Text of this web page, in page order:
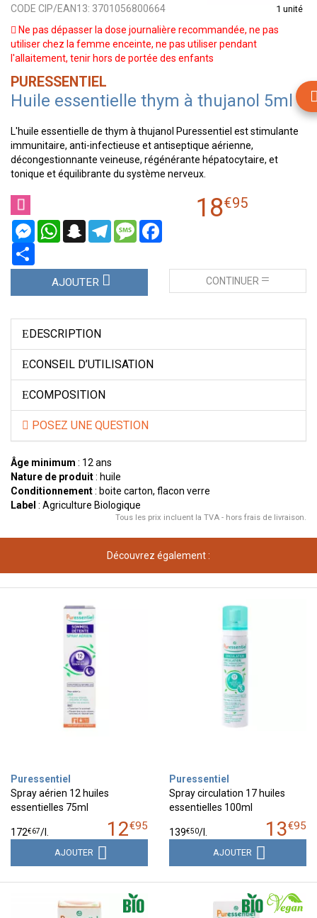
CODE CIP/EAN13: 3701056800664 1 unité
Ne pas dépasser la dose journalière recommandée, ne pas
utiliser chez la femme enceinte, ne pas utiliser pendant
l'allaitement, tenir hors de portée des enfants
PURESSENTIEL
Huile essentielle thym à thujanol 5ml
L'huile essentielle de thym à thujanol Puressentiel est stimulante
immunitaire, anti-infectieuse et antiseptique aérienne,
décongestionnante veineuse, régénérante hépatocytaire, et
tonique et équilibrante du système nerveux.
MessengerWhatsAppSnapchatTelegramMessage
18€95
AJOUTER CONTINUER
DESCRIPTION
CONSEIL D’UTILISATION
COMPOSITION
POSEZ UNE QUESTION
Âge minimum : 12 ans
Nature de produit: huile
Conditionnement: boite carton, flacon verre
Label : Agriculture Biologique
Tous les prix incluent la TVA - hors frais de livraison.
Découvrez également :
Puressentiel
Spray aérien 12 huiles
essentielles 75ml
12€95
172€67/
AJOUTER
Puressentiel
Spray circulation 17 huiles
essentielles 100ml
13€95
139€50/
AJOUTER